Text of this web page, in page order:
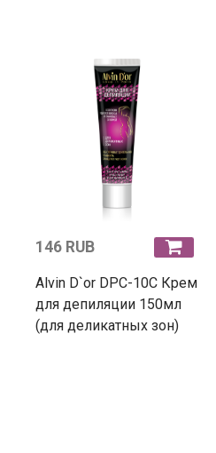
146 RUB
Alvin D`or DPC-10C Крем
для депиляции 150мл
(для деликатных зон)